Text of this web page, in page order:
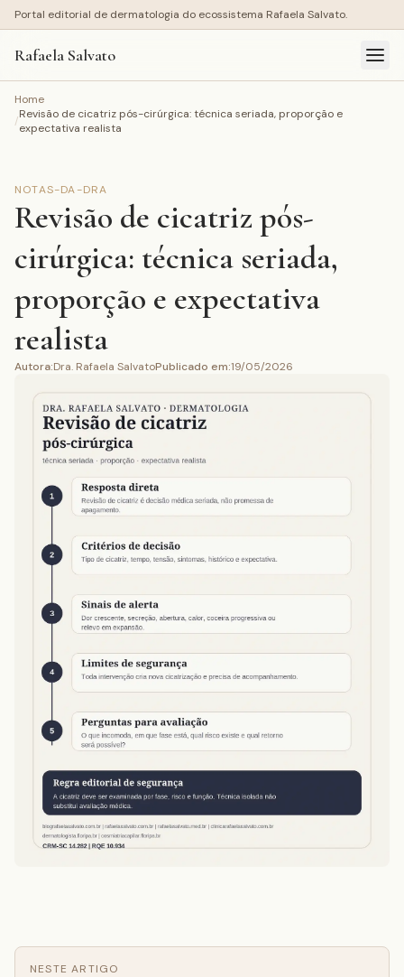
Portal editorial de dermatologia do ecossistema Rafaela Salvato.
Rafaela Salvato
Home
/Revisão de cicatriz pós-cirúrgica: técnica seriada, proporção e
expectativa realista
NOTAS-DA-DRA
Revisão de cicatriz pós-
cirúrgica: técnica seriada,
proporção e expectativa
realista
Autora:Dra. Rafaela SalvatoPublicado em:19/05/2026
NESTE ARTIGO